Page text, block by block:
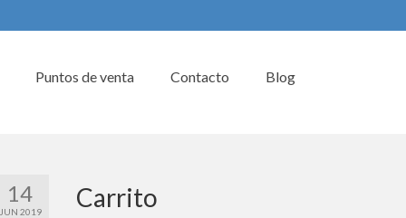
Puntos de venta Contacto Blog
14
JUN 2019 Carrito